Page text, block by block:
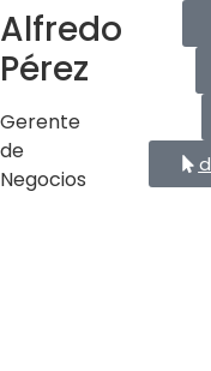
Alfredo
Pérez
Gerente
de
Negocios